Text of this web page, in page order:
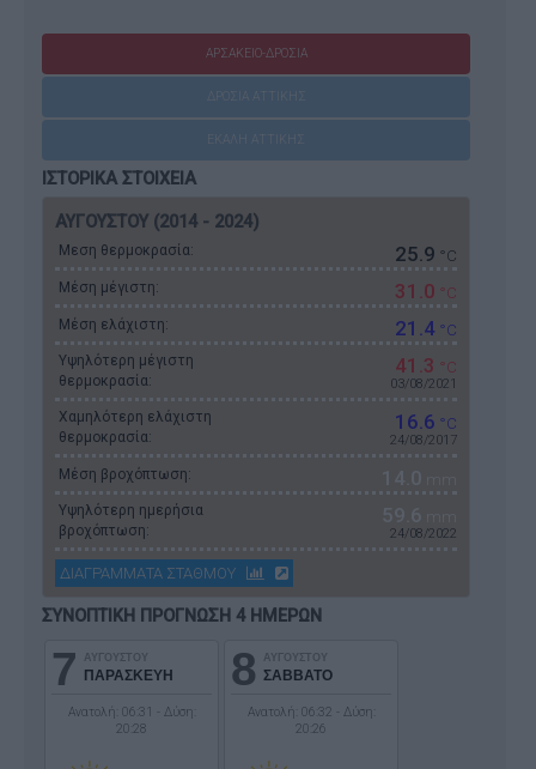
ΑΡΣΑΚΕΙΟ-ΔΡΟΣΙΑ
ΔΡΟΣΙΑ ΑΤΤΙΚΗΣ
ΕΚΑΛΗ ΑΤΤΙΚΗΣ
ΙΣΤΟΡΙΚΑ ΣΤΟΙΧΕΙΑ
ΑΥΓΟΥΣΤΟΥ (2014 - 2024)
Μεση θερμοκρασία: 25.9 °C
Μέση μέγιστη: 31.0 °C
Μέση ελάχιστη: 21.4 °C
Υψηλότερη μέγιστη
θερμοκρασία:
41.3 °C
03/08/2021
Χαμηλότερη ελάχιστη
θερμοκρασία:
16.6 °C
24/08/2017
Μέση βροχόπτωση: 14.0 mm
Υψηλότερη ημερήσια
βροχόπτωση:
59.6 mm
24/08/2022
ΔΙΑΓΡΑΜΜΑΤΑ ΣΤΑΘΜΟΥ
ΣΥΝΟΠΤΙΚΗ ΠΡΟΓΝΩΣΗ 4 ΗΜΕΡΩΝ
7 ΑΥΓΟΥΣΤΟΥ
ΠΑΡΑΣΚΕΥΗ
Ανατολή: 06:31 - Δύση:
20:28
8 ΑΥΓΟΥΣΤΟΥ
ΣΑΒΒΑΤΟ
Ανατολή: 06:32 - Δύση:
20:26